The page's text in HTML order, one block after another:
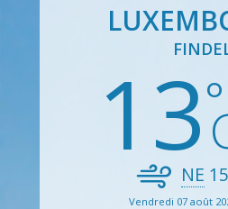
13
NE 15
Vendredi 07 août